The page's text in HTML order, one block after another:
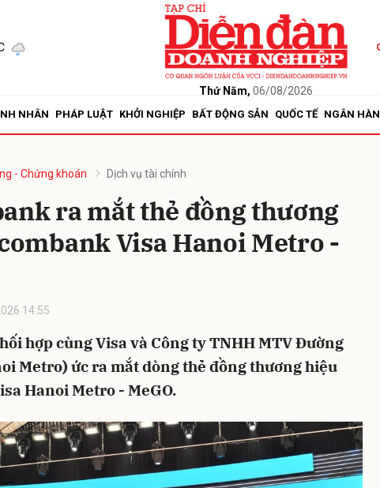
Thứ Năm, 06/08/2026
NHÂN PHÁP LUẬT KHỞI NGHIỆP BẤT ĐỘNG SẢN QUỐC TẾ NGÂN
- Chứng khoán Dịch vụ tài chính
ra mắt thẻ đồng thương
Visa Hanoi Metro -
14:55
hợp cùng Visa và Công ty TNHH MTV Đường
Metro) ức ra mắt dòng thẻ đồng thương hiệu
Hanoi Metro - MeGO.